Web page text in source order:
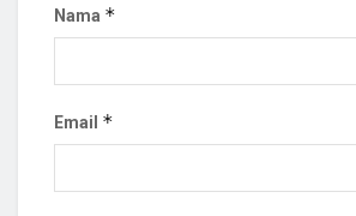
Nama *
Email *